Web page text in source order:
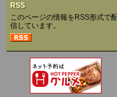
RSS
このページの情報をRSS形式で
信しています。